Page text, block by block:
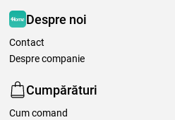
Despre noi
Contact
Despre companie
Cumpărături
Cum comand